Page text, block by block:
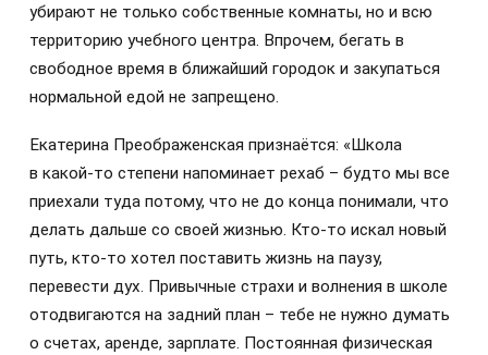
убирают не только собственные комнаты, но и всю
территорию учебного центра. Впрочем, бегать в
свободное время в ближайший городок и закупаться
нормальной едой не запрещено.
Екатерина Преображенская признаётся: «Школа
в какой‑то степени напоминает рехаб – будто мы все
приехали туда потому, что не до конца понимали, что
делать дальше со своей жизнью. Кто‑то искал новый
путь, кто‑то хотел поставить жизнь на паузу,
перевести дух. Привычные страхи и волнения в школе
отодвигаются на задний план – тебе не нужно думать
о счетах, аренде, зарплате. Постоянная физическая